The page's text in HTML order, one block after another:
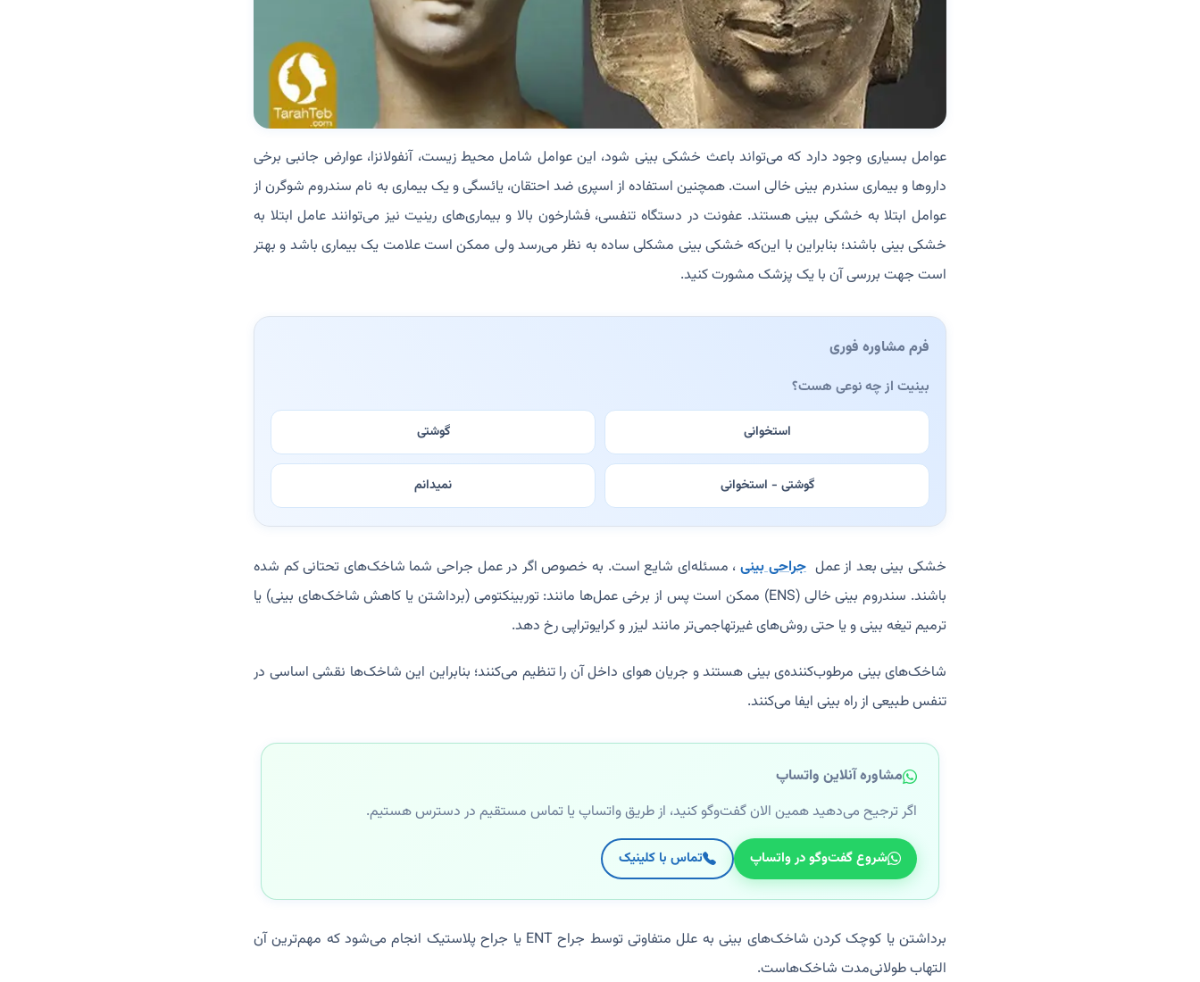
عوامل بسیاری وجود دارد که می‌تواند باعث خشکی بینی شود، این عوامل شامل محیط زیست، آنفولانزا، عوارض جانبی برخی
داروها و بیماری سندرم بینی خالی است. همچنین استفاده از اسپری ضد احتقان، یائسگی و یک بیماری به نام سندروم شوگرن از
عوامل ابتلا به خشکی بینی هستند. عفونت در دستگاه تنفسی، فشارخون بالا و بیماری‌های رینیت نیز می‌توانند عامل ابتلا به
خشکی بینی باشند؛ بنابراین با این‌که خشکی بینی مشکلی ساده به نظر می‌رسد ولی ممکن است علامت یک بیماری باشد و بهتر
است جهت بررسی آن با یک پزشک مشورت کنید.
فرم مشاوره فوری
بینیت از چه نوعی هست؟
استخوانی گوشتی
گوشتی - استخوانی نمیدانم
خشکی بینی بعد از عمل جراحی بینی ، مسئله‌ای شایع است. به خصوص اگر در عمل جراحی شما شاخک‌های تحتانی کم شده
باشند. سندروم بینی خالی (ENS) ممکن است پس از برخی عمل‌ها مانند: توربینکتومی (برداشتن یا کاهش شاخک‌های بینی) یا
ترمیم تیغه بینی و یا حتی روش‌های غیرتهاجمی‌تر مانند لیزر و کرایوتراپی رخ دهد.
شاخک‌های بینی مرطوب‌کننده‌ی بینی هستند و جریان هوای داخل آن را تنظیم می‌کنند؛ بنابراین این شاخک‌ها نقشی اساسی در
تنفس طبیعی از راه بینی ایفا می‌کنند.
مشاوره آنلاین واتساپ
اگر ترجیح می‌دهید همین الان گفت‌وگو کنید، از طریق واتساپ یا تماس مستقیم در دسترس هستیم.
شروع گفت‌وگو در واتساپ تماس با کلینیک
برداشتن یا کوچک کردن شاخک‌های بینی به علل متفاوتی توسط جراح ENT یا جراح پلاستیک انجام می‌شود که مهم‌ترین آن
التهاب طولانی‌مدت شاخک‌هاست.